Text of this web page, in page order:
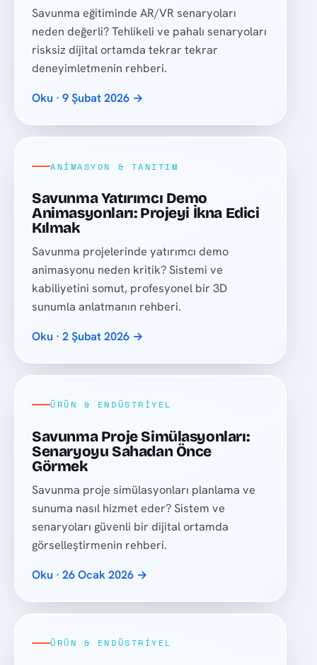
Savunma eğitiminde AR/VR senaryoları
neden değerli? Tehlikeli ve pahalı senaryoları
risksiz dijital ortamda tekrar tekrar
deneyimletmenin rehberi.
Oku · 9 Şubat 2026 →
ANIMASYON & TANITIM
Savunma Yatırımcı Demo
Animasyonları: Projeyi İkna Edici
Kılmak
Savunma projelerinde yatırımcı demo
animasyonu neden kritik? Sistemi ve
kabiliyetini somut, profesyonel bir 3D
sunumla anlatmanın rehberi.
Oku · 2 Şubat 2026 →
ÜRÜN & ENDÜSTRIYEL
Savunma Proje Simülasyonları:
Senaryoyu Sahadan Önce
Görmek
Savunma proje simülasyonları planlama ve
sunuma nasıl hizmet eder? Sistem ve
senaryoları güvenli bir dijital ortamda
görselleştirmenin rehberi.
Oku · 26 Ocak 2026 →
ÜRÜN & ENDÜSTRIYEL